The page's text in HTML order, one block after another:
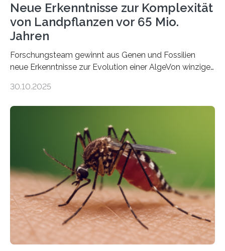
Neue Erkenntnisse zur Komplexität
von Landpflanzen vor 65 Mio.
Jahren
Forschungsteam gewinnt aus Genen und Fossilien
neue Erkenntnisse zur Evolution einer AlgeVon winzigen
Landpflanzen zählen zu den komplexesten
Grünalgen, die vor Hunderten von Millionen Jahren
lebten. Unter den Vorfahren sticht eine Gruppe heraus,
die noch heute in der Natur vorkommt: die
Süßwasseralge Coleochaetophyceae. Einige Arten
dieser Gruppe bilden aus Zellfäden dichte Geflechte
mit scheibenförmiger Gestalt. Was auffällig ist: Die
nächsten…
30.10.2025